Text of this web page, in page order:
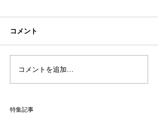
コメント
コメントを追加…
特集記事